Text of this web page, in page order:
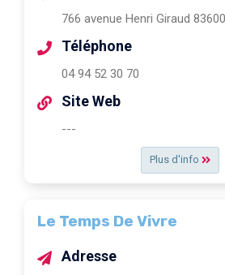
Plus d'info
766 avenue Henri Giraud
Téléphone
04 94 52 30 70
Site Web
---
Le Temps De Vivre
Adresse